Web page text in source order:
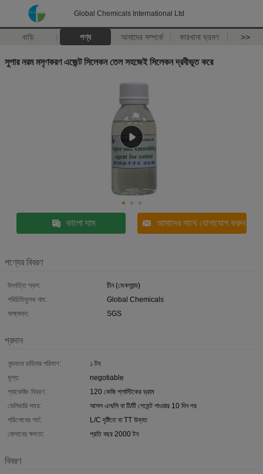
Global Chemicals International Ltd
বাড়ি পণ্য আমাদের সম্পর্কে কারখানা ভ্রমণ >>
সুপার নরম মসৃণকরণ এজেন্ট সিলেকন তেল সহজেই সিলেকন দ্রবীভূত করে
ভালো দাম আমাদের সাথে যোগাযোগ করুন
পণ্যের বিবরণ
উৎপত্তি স্থল:
চীন (মেনল্যান্ড)
পরিচিতিমুলক নাম:
Global Chemicals
সাক্ষ্যদান:
SGS
প্রদান
ন্যূনতম চাহিদার পরিমাণ:
১ টন
মূল্য:
negotiable
প্যাকেজিং বিবরণ:
120 কেজি প্লাস্টিকের ড্রাম
ডেলিভারি সময়:
আসল এল/সি বা টি/টি পেমেন্ট পাওয়ার 10 দিন পর
পরিশোধের শর্ত:
L/C দৃষ্টিতে বা TT উন্নত
যোগানের ক্ষমতা:
প্রতি বছর 2000 টন
বিবরণ